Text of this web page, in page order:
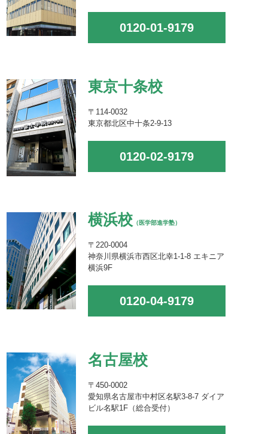
0120-01-9179
東京十条校
〒114-0032
東京都北区中十条2-9-13
0120-02-9179
横浜校 （医学部進学塾）
〒220-0004
神奈川県横浜市西区北幸1-1-8 エキニア
横浜9F
0120-04-9179
名古屋校
〒450-0002
愛知県名古屋市中村区名駅3-8-7 ダイア
ビル名駅1F（総合受付）